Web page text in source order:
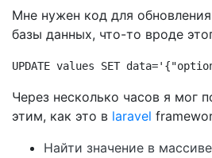
Мне нужен код для
базы данных, что-то вроде
UPDATE values SET
Через несколько часов я мог
этим, как это в laravel
Найти значение в массиве